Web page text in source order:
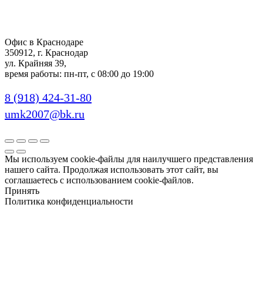
Офис в Краснодаре
350912, г. Краснодар
ул. Крайняя 39,
время работы: пн-пт, с 08:00 до 19:00
8 (918) 424-31-80
umk2007@bk.ru
Мы используем cookie-файлы для наилучшего представления
нашего сайта. Продолжая использовать этот сайт, вы
соглашаетесь с использованием cookie-файлов.
Принять
Политика конфиденциальности